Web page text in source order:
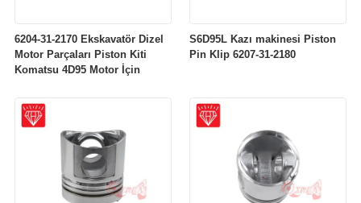
6204-31-2170 Ekskavatör Dizel
Motor Parçaları Piston Kiti
Komatsu 4D95 Motor İçin
S6D95L Kazı makinesi Piston
Pin Klip 6207-31-2180